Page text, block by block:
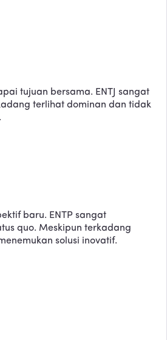
tujuan bersama. ENTJ sangat
terlihat dominan dan tidak
baru. ENTP sangat
quo. Meskipun terkadang
solusi inovatif.